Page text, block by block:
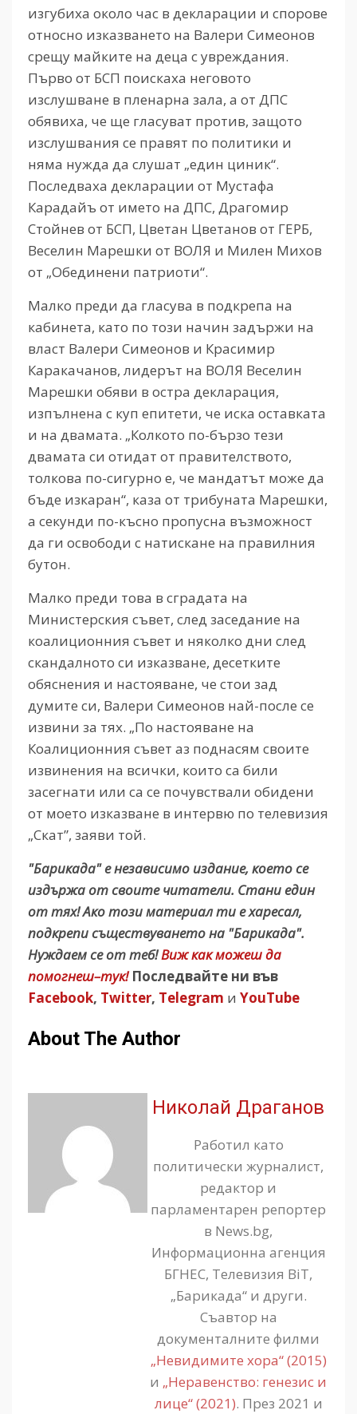
изгубиха около час в декларации и спорове
относно изказването на Валери Симеонов
срещу майките на деца с увреждания.
Първо от БСП поискаха неговото
изслушване в пленарна зала, а от ДПС
обявиха, че ще гласуват против, защото
изслушвания се правят по политики и
няма нужда да слушат „един циник“.
Последваха декларации от Мустафа
Карадайъ от името на ДПС, Драгомир
Стойнев от БСП, Цветан Цветанов от ГЕРБ,
Веселин Марешки от ВОЛЯ и Милен Михов
от „Обединени патриоти“.
Малко преди да гласува в подкрепа на
кабинета, като по този начин задържи на
власт Валери Симеонов и Красимир
Каракачанов, лидерът на ВОЛЯ Веселин
Марешки обяви в остра декларация,
изпълнена с куп епитети, че иска оставката
и на двамата. „Колкото по-бързо тези
двамата си отидат от правителството,
толкова по-сигурно е, че мандатът може да
бъде изкаран“, каза от трибуната Марешки,
а секунди по-късно пропусна възможност
да ги освободи с натискане на правилния
бутон.
Малко преди това в сградата на
Министерския съвет, след заседание на
коалиционния съвет и няколко дни след
скандалното си изказване, десетките
обяснения и настояване, че стои зад
думите си, Валери Симеонов най-после се
извини за тях. „По настояване на
Коалиционния съвет аз поднасям своите
извинения на всички, които са били
засегнати или са се почувствали обидени
от моето изказване в интервю по телевизия
„Скат”, заяви той.
"Барикада" е независимо издание, което се
издържа от своите читатели. Стани един
от тях! Ако този материал ти е харесал,
подкрепи съществуването на "Барикада".
Нуждаем се от теб!Виж как можеш да
помогнеш–тук! Последвайте ни във
Facebook, Twitter, Telegram и YouTube
About The Author
Николай Драганов
Работил като
политически журналист,
редактор и
парламентарен репортер
в News.bg,
Информационна агенция
БГНЕС, Телевизия BiT,
„Барикада“ и други.
Съавтор на
документалните филми
„Невидимите хора“ (2015)
и „Неравенство: генезис и
лице“ (2021). През 2021 и